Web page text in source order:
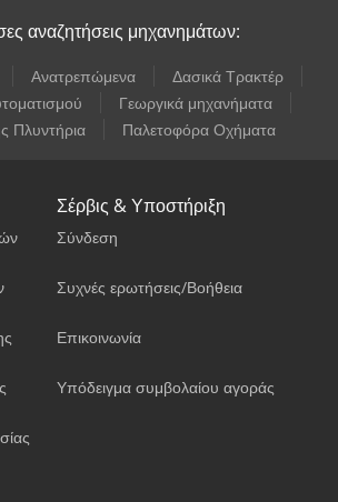
αναζητήσεις μηχανημάτων:
Ανατρεπώμενα
Δασικά Τρακτέρ
Γεωργικά μηχανήματα
Πλυντήρια
Παλετοφόρα Οχήματα
Σέρβις & Υποστήριξη
Σύνδεση
Συχνές ερωτήσεις/Βοήθεια
Επικοινωνία
Υπόδειγμα συμβολαίου αγοράς